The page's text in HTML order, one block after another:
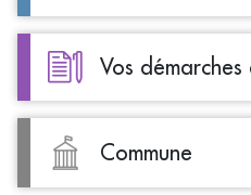
Vos démarches
Commune